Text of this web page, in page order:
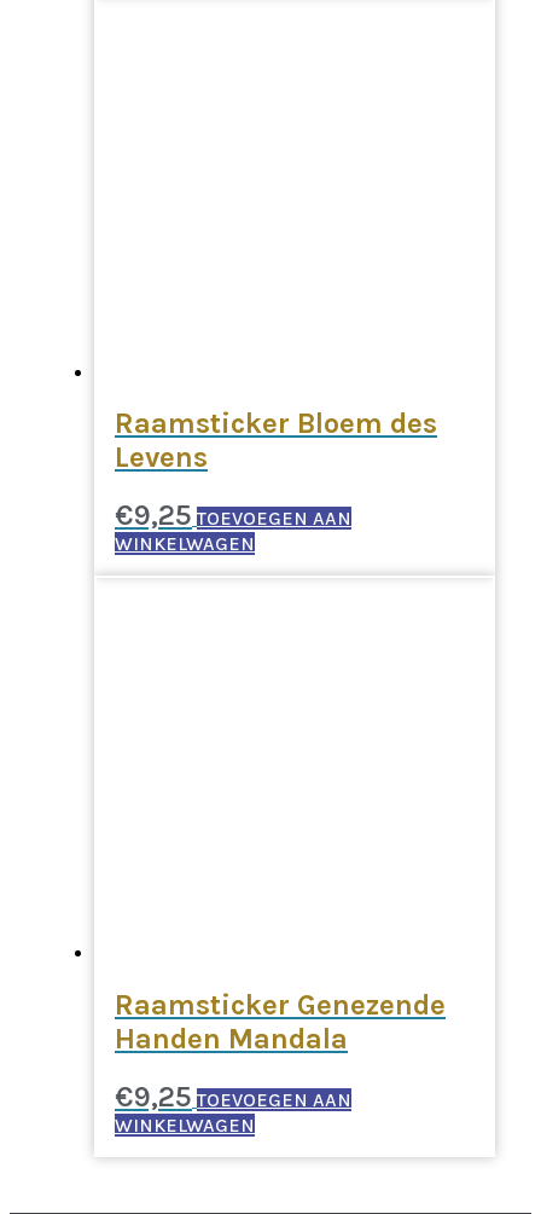
Raamsticker Bloem des
Levens
€9,25 TOEVOEGEN AAN
WINKELWAGEN
Raamsticker Genezende
Handen Mandala
€9,25 TOEVOEGEN AAN
WINKELWAGEN